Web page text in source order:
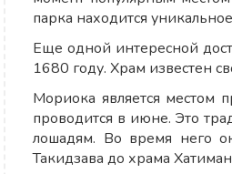
парка находится
Еще одной интересной
1680 году. Храм известен
Мориока является местом
проводится в июне. Это
лошадям. Во время него
Такидзава до храма